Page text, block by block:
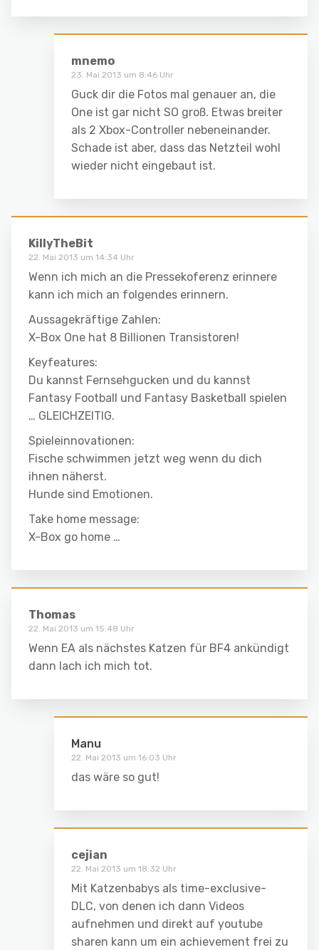
mnemo
23. Mai 2013 um 8:46 Uhr
Guck dir die Fotos mal genauer an, die
One ist gar nicht SO groß. Etwas breiter
als 2 Xbox-Controller nebeneinander.
Schade ist aber, dass das Netzteil wohl
wieder nicht eingebaut ist.
KillyTheBit
22. Mai 2013 um 14:34 Uhr
Wenn ich mich an die Pressekoferenz erinnere
kann ich mich an folgendes erinnern.
Aussagekräftige Zahlen:
X-Box One hat 8 Billionen Transistoren!
Keyfeatures:
Du kannst Fernsehgucken und du kannst
Fantasy Football und Fantasy Basketball spielen
… GLEICHZEITIG.
Spieleinnovationen:
Fische schwimmen jetzt weg wenn du dich
ihnen näherst.
Hunde sind Emotionen.
Take home message:
X-Box go home …
Thomas
22. Mai 2013 um 15:48 Uhr
Wenn EA als nächstes Katzen für BF4 ankündigt
dann lach ich mich tot.
Manu
22. Mai 2013 um 16:03 Uhr
das wäre so gut!
cejian
22. Mai 2013 um 18:32 Uhr
Mit Katzenbabys als time-exclusive-
DLC, von denen ich dann Videos
aufnehmen und direkt auf youtube
sharen kann um ein achievement frei zu